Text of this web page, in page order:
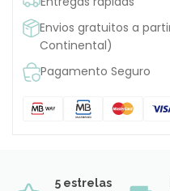
Envios gratuitos a
Continental)
Pagamento Seguro
5 estrelas